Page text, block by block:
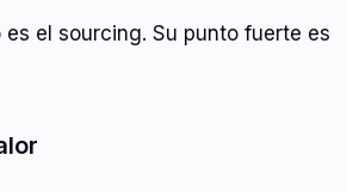
el sourcing. Su punto fuerte es